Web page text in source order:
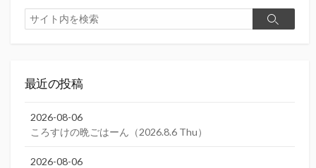
検
索
検
最近の投稿
2026-08-06
ころすけの晩ごはーん（2026.8.6 Thu）
2026-08-06